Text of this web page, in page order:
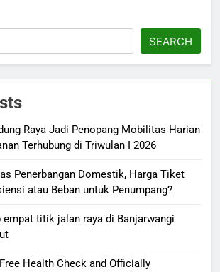
SEARCH
Raya Jadi Penopang Mobilitas Harian
Terhubung di Triwulan I 2026
Penerbangan Domestik, Harga Tiket
atau Beban untuk Penumpang?
empat titik jalan raya di Banjarwangi
Health Check and Officially